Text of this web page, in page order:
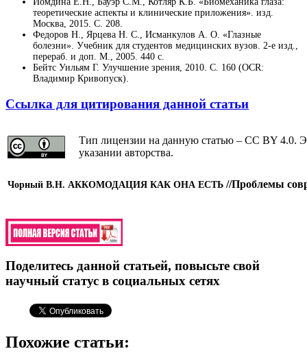
теоретические аспекты и клинические приложения». изд.
Москва, 2015. С. 208.
Федоров Н., Ярцева Н. С., Исманкулов А. О. «Глазные
болезни». Учебник для студентов медицинских вузов. 2-е изд.,
перераб. и доп. М., 2005. 440 с.
Бейтс Уильям Г. Улучшение зрения, 2010. С. 160 (OCR:
Владимир Кривопуск).
Ссылка для цитирования данной статьи
Тип лицензии на данную статью – CC BY 4.0.
указании авторства.
Чорный В.Н. АККОМОДАЦИЯ КАК ОНА ЕСТЬ //Проблемы
Поделитесь данной статьей, повысьте свой
научный статус в социальных сетях
Похожие статьи: